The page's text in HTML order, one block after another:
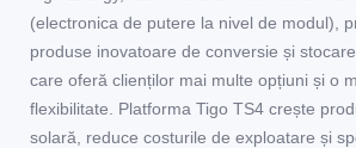
(electronica de putere la nivel de modul),
produse inovatoare de conversie și
care oferă clienților mai multe opțiuni și o
flexibilitate. Platforma Tigo TS4 crește
solară, reduce costurile de exploatare și